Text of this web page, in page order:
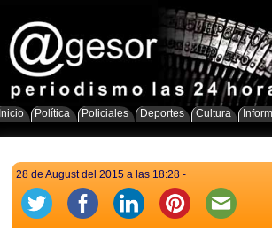
Inicio Política Policiales Deportes Cultura
28 de August del 2015 a las 18:28 -